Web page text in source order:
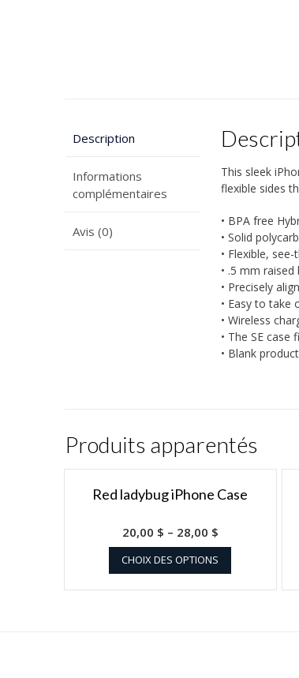
Description
Informations
complémentaires
Avis (0)
This sleek
flexible sides
• BPA free
• Solid
• Flexible,
• .5 mm raised
• Precisely
• Easy to take
• Wireless
• The SE case
• Blank
Produits apparentés
Red ladybug iPhone Case
20,00 $ – 28,00 $
CHOIX DES OPTIONS